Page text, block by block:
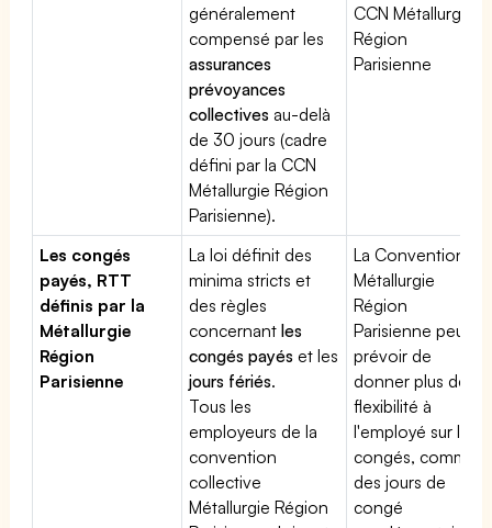
généralement
compensé par les
assurances
prévoyances
collectives au-delà
de 30 jours (cadre
défini par la CCN
Métallurgie Région
Parisienne).
CCN Métallurgie
Région
Parisienne
Les congés
payés, RTT
définis par la
Métallurgie
Région
Parisienne
La loi définit des
minima stricts et
des règles
concernantles
congés payés et les
jours fériés.
Tous les
employeurs de la
convention
collective
Métallurgie Région
La Convention
Métallurgie
Région
Parisienne peut
prévoir de
donner plus de
flexibilité à
l'employé sur les
congés, comme
des jours de
congé